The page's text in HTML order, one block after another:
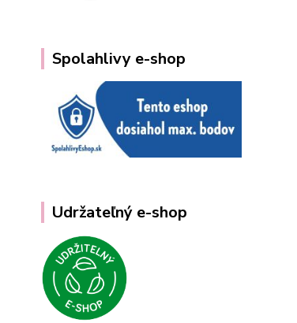
Spolahlivy e-shop
Udržateľný e-shop